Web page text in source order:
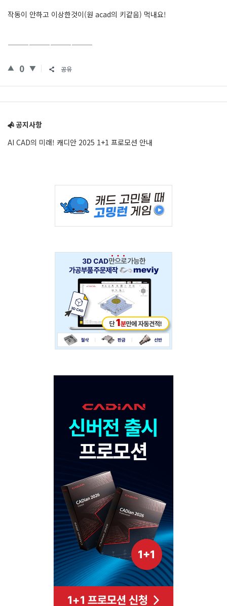
작동이 안하고 이상한것이(원 acad의 키같음) 먹내요!
————————————
0 공유
공지사항
AI CAD의 미래! 캐디안 2025 1+1 프로모션 안내